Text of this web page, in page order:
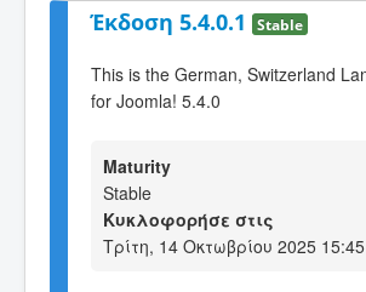
Έκδοση 5.4.0.1 Stable
This is the German, Switzerland
for Joomla! 5.4.0
Maturity
Stable
Κυκλοφορήσε στις
Τρίτη, 14 Οκτωβρίου 2025 15:45